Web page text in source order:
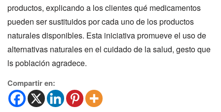
productos, explicando a los clientes qué medicamentos
pueden ser sustituidos por cada uno de los productos
naturales disponibles. Esta iniciativa promueve el uso de
alternativas naturales en el cuidado de la salud, gesto que
ls población agradece.
Compartir en: